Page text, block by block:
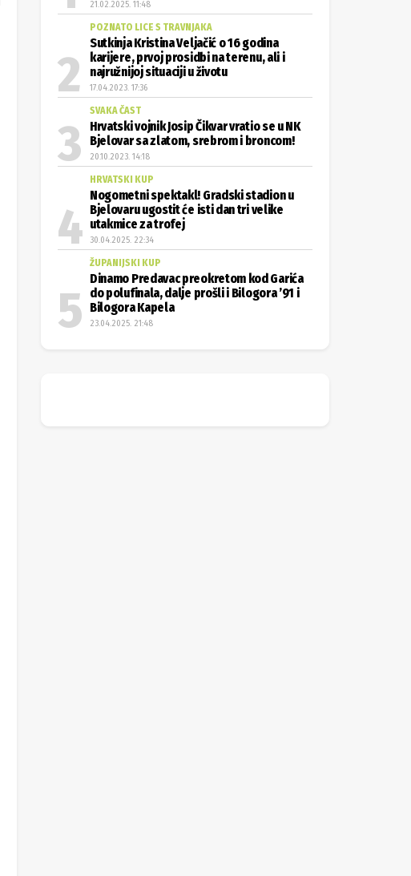
21.02.2025. 11:48
POZNATO LICE S TRAVNJAKA
Sutkinja Kristina Veljačić o 16 godina
karijere, prvoj prosidbi na terenu, ali i
najružnijoj situaciji u životu
17.04.2023. 17:36
SVAKA ČAST
Hrvatski vojnik Josip Čikvar vratio se u NK
Bjelovar sa zlatom, srebrom i broncom!
20.10.2023. 14:18
HRVATSKI KUP
Nogometni spektakl! Gradski stadion u
Bjelovaru ugostit će isti dan tri velike
utakmice za trofej
30.04.2025. 22:34
ŽUPANIJSKI KUP
Dinamo Predavac preokretom kod Garića
do polufinala, dalje prošli i Bilogora ’91 i
Bilogora Kapela
23.04.2025. 21:48